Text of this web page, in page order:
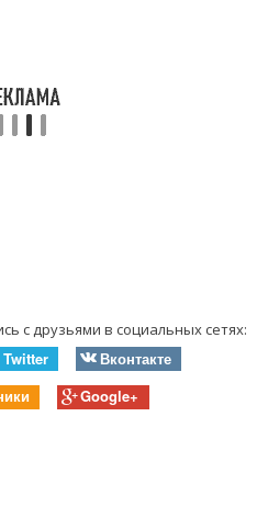
с друзьями в социальных сетях:
Twitter
Вконтакте
Google+